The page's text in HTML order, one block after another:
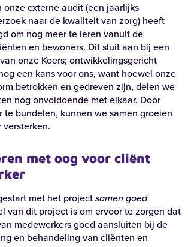
onze externe audit (een jaarlijks
naar de kwaliteit van zorg) heeft
om nog meer te leren vanuit de
en bewoners. Dit sluit aan bij een
onze Koers; ontwikkelingsgericht
een kans voor ons, want hoewel onze
betrokken en gedreven zijn, delen we
nog onvoldoende met elkaar. Door
te bundelen, kunnen we samen groeien
versterken.
met oog voor cliënt
met het projectsamen goed
van dit project is om ervoor te zorgen dat
medewerkers goed aansluiten bij de
en behandeling van cliënten en